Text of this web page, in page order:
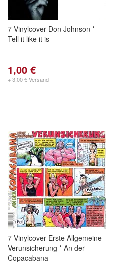
7 Vinylcover Don Johnson *
Tell it like it is
1,00 €
+ 3,00 € Versand
7 Vinylcover Erste Allgemeine
Verunsicherung * An der
Copacabana